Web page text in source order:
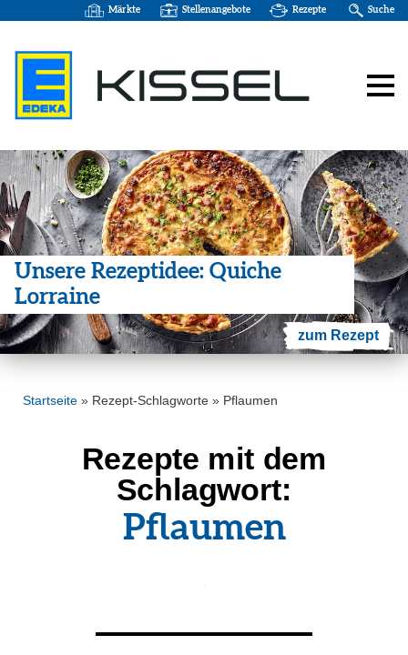
Märkte Stellenangebote Rezepte Suche
Unsere Rezep­t­idee: Quiche
Lorraine
zum Rezept
Startseite » Rezept-Schlagworte » Pflaumen
Rezepte mit dem
Schlag­wort:
Pflaumen